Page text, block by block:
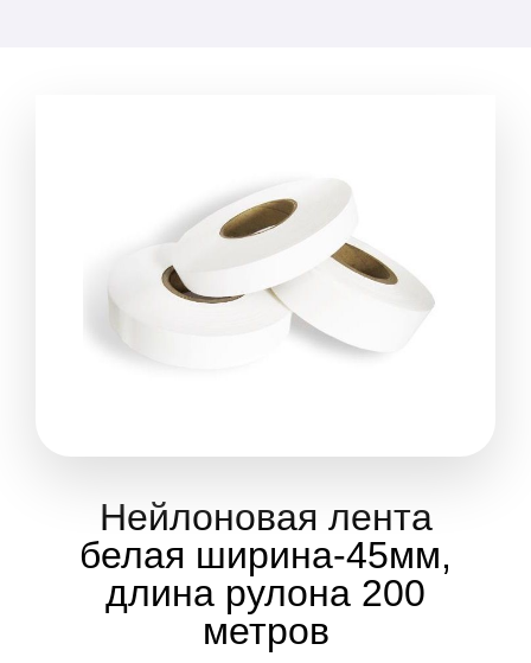
Нейлоновая лента
белая ширина-45мм,
длина рулона 200
метров